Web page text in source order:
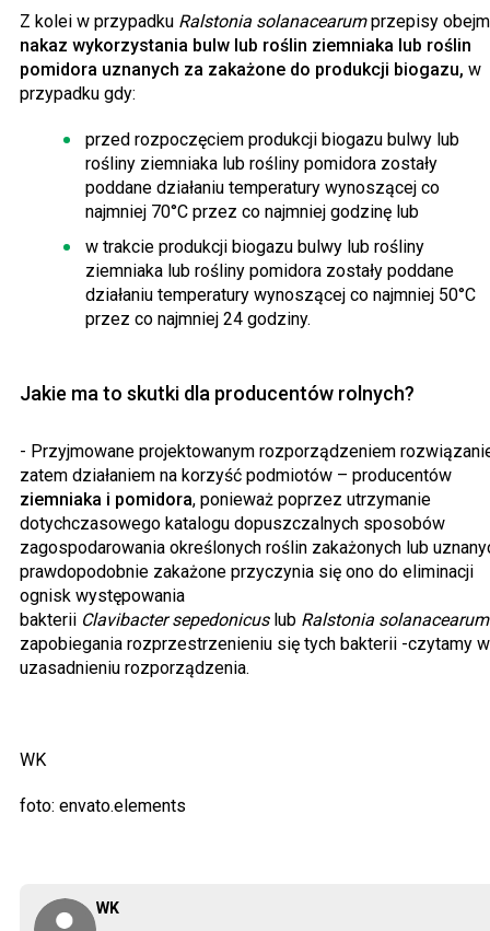
WK
Z kolei w przypadku Ralstonia solanacearumprzepisy
nakaz wykorzystania bulw lub roślin ziemniaka lub roślin
pomidora uznanych za zakażone do produkcji biogazu, w
przypadku gdy:
przed rozpoczęciem produkcji biogazu bulwy lub
rośliny ziemniaka lub rośliny pomidora zostały
poddane działaniu temperatury wynoszącej co
najmniej 70°C przez co najmniej godzinę lub
w trakcie produkcji biogazu bulwy lub rośliny
ziemniaka lub rośliny pomidora zostały poddane
działaniu temperatury wynoszącej co najmniej 50°C
przez co najmniej 24 godziny.
Jakie ma to skutki dla producentów rolnych?
- Przyjmowane projektowanym rozporządzeniem
zatem działaniem na korzyść podmiotów – producentów
ziemniaka i pomidora, ponieważ poprzez utrzymanie
dotychczasowego katalogu dopuszczalnych sposobów
zagospodarowania określonych roślin zakażonych lub
prawdopodobnie zakażone przyczynia się ono do eliminacji
ognisk występowania
bakterii Clavibacter sepedonicuslub Ralstonia solanacearum
zapobiegania rozprzestrzenieniu się tych bakterii -czytamy w
uzasadnieniu rozporządzenia.
WK
foto: envato.elements